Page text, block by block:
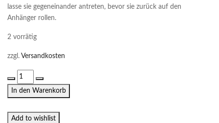
lasse sie gegeneinander antreten, bevor sie zurück auf den
Anhänger rollen.
2 vorrätig
zzgl. Versandkosten
Kran
mit
Magnet
In den Warenkorb
Add to wishlist